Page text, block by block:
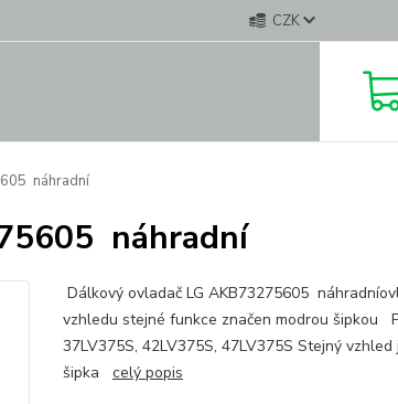
CZK
náhradní
náhradní
Dálkový ovladač LG AKB73275605
vzhledu stejné funkce značen modrou šipkou
37LV375S, 42LV375S, 47LV375S Stejný
šipka celý popis